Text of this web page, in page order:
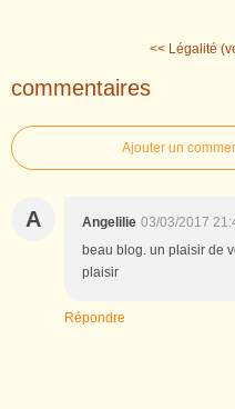
<< Légalité
commentaires
Ajouter un
A Angelilie 03/03/2017
beau blog. un plaisir de
plaisir
Répondre